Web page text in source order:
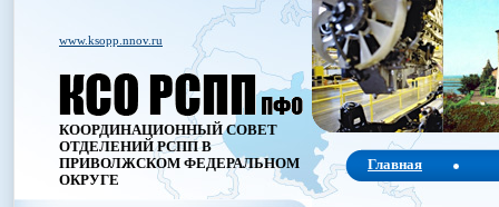
www.ksopp.nnov.ru
КООРДИНАЦИОННЫЙ СОВЕТ
ОТДЕЛЕНИЙ РСПП В
ПРИВОЛЖСКОМ ФЕДЕРАЛЬНОМ
ОКРУГЕ
Главная